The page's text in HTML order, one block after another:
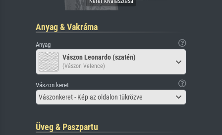
Anyag & Vakráma
Anyag
Vászon Leonardo (szatén)
(Vászon Velence)
Vászon keret
Vászonkeret - Kép az oldalon tükrözve
Üveg & Paszpartu